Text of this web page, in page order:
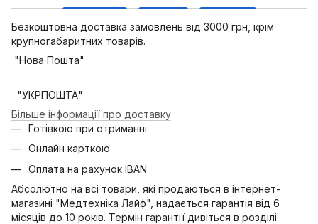
Безкоштовна доставка замовлень від 3000 грн, крім
крупногабаритних товарів.
"Нова Пошта"
"УКРПОШТА"
Більше інформації про доставку
Готівкою при отриманні
Онлайн карткою
Оплата на рахунок IBAN
Абсолютно на всі товари, які продаються в інтернет-
магазині "Медтехніка Лайф", надається гарантія від 6
місяців до 10 років. Термін гарантії дивіться в розділі